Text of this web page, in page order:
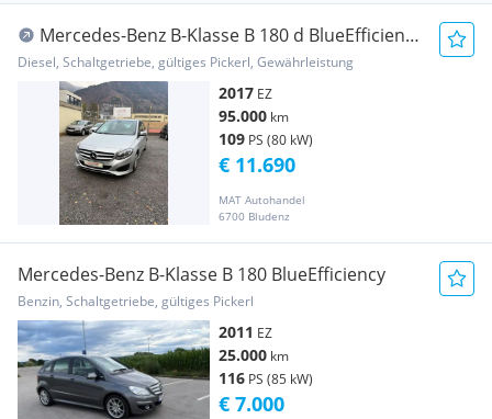
Mercedes-Benz B-Klasse B 180 d BlueEfficiency
Edition *Kamera* Neu Vor...
Diesel, Schaltgetriebe, gültiges Pickerl, Gewährleistung
2017 EZ
95.000 km
109 PS (80 kW)
MAT Autohandel
6700 Bludenz
€ 11.690
Mercedes-Benz B-Klasse B 180 BlueEfficiency
Benzin, Schaltgetriebe, gültiges Pickerl
2011 EZ
25.000 km
116 PS (85 kW)
€ 7.000